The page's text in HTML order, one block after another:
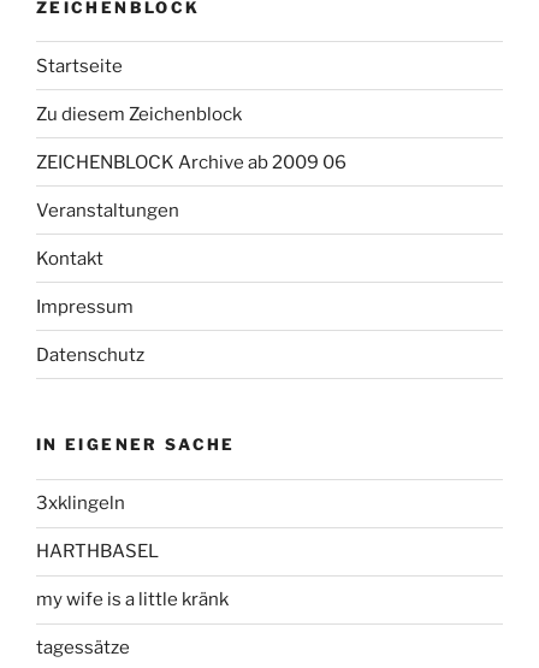
ZEICHENBLOCK
Startseite
Zu diesem Zeichenblock
ZEICHENBLOCK Archive ab 2009 06
Veranstaltungen
Kontakt
Impressum
Datenschutz
IN EIGENER SACHE
3xklingeln
HARTHBASEL
my wife is a little kränk
tagessätze